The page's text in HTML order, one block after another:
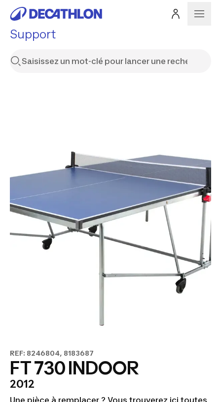
Support
REF: 8246804, 8183687
FT 730 INDOOR
2012
Une pièce à remplacer ? Vous trouverez ici toutes